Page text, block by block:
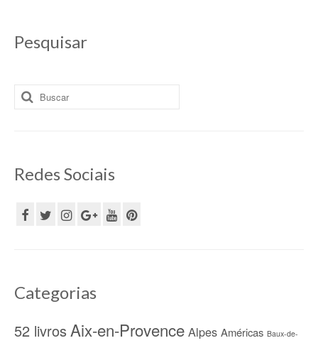
Pesquisar
Buscar
por:
Redes Sociais
Categorias
52 livros Aix-en-Provence Alpes Américas Baux-de-